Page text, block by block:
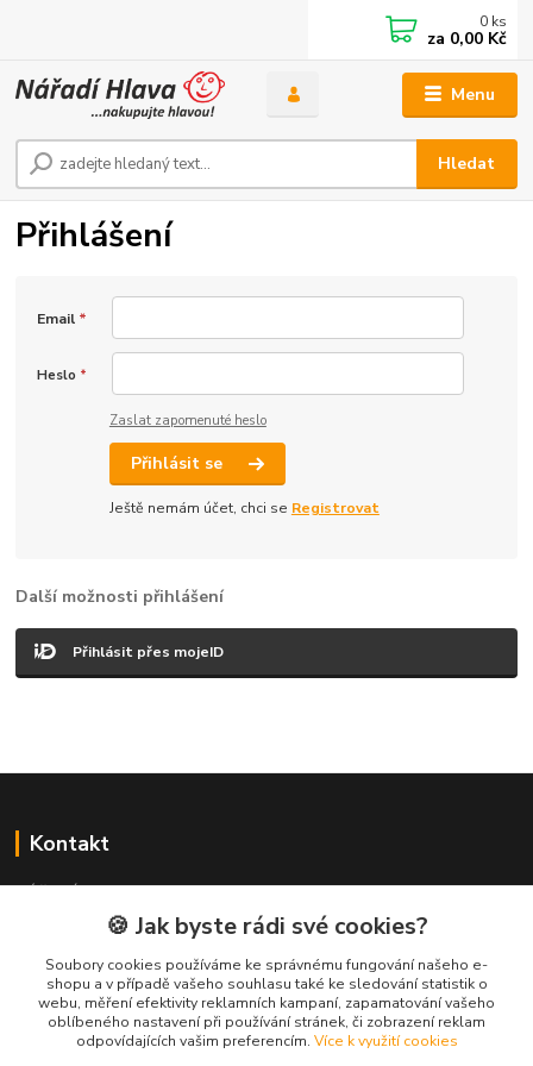
Menu
Hledat
0 ks
za 0,00 Kč
Přihlášení
Email *
Heslo *
Zaslat zapomenuté heslo
Přihlásit se
Ještě nemám účet, chci se Registrovat
Další možnosti přihlášení
Přihlásit přes mojeID
Kontakt
+420 481 621 329
centraly@enhlava.cz
🍪 Jak byste rádi své cookies?
Soubory cookies používáme ke správnému fungování našeho e-
shopu a v případě vašeho souhlasu také ke sledování statistik o
webu, měření efektivity reklamních kampaní, zapamatování vašeho
oblíbeného nastavení při používání stránek, či zobrazení reklam
odpovídajících vašim preferencím. Více k využití cookies